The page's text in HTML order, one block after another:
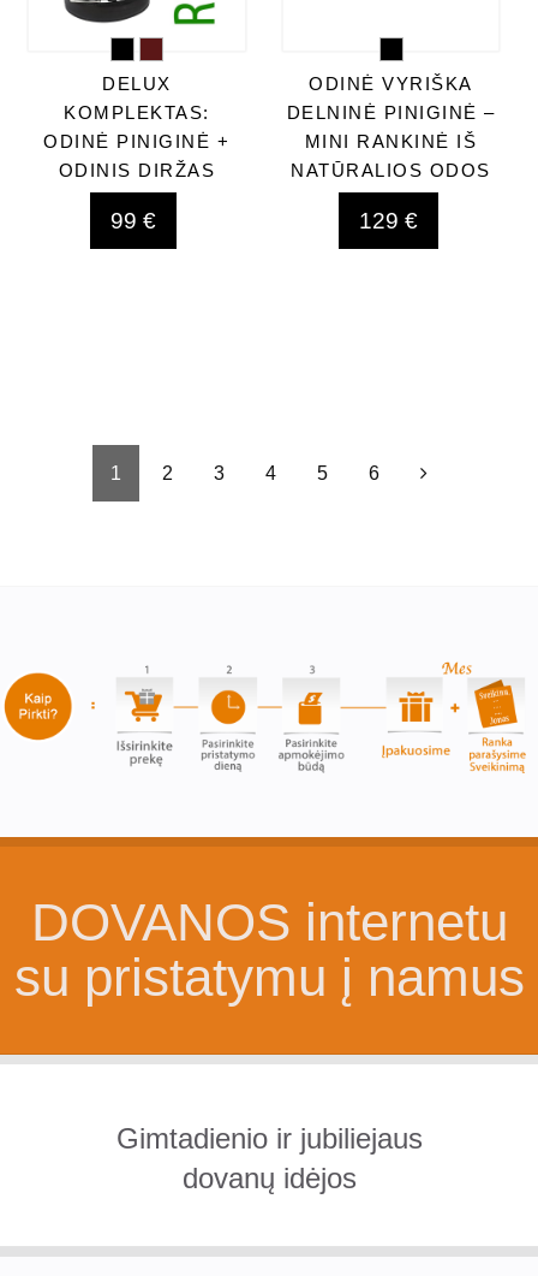
DELUX
KOMPLEKTAS:
ODINĖ PINIGINĖ +
ODINIS DIRŽAS
99 €
ODINĖ VYRIŠKA
DELNINĖ PINIGINĖ –
MINI RANKINĖ IŠ
NATŪRALIOS ODOS
129 €
1 2 3 4 5 6
DOVANOS internetu
su pristatymu į namus
Gimtadienio ir jubiliejaus
dovanų idėjos